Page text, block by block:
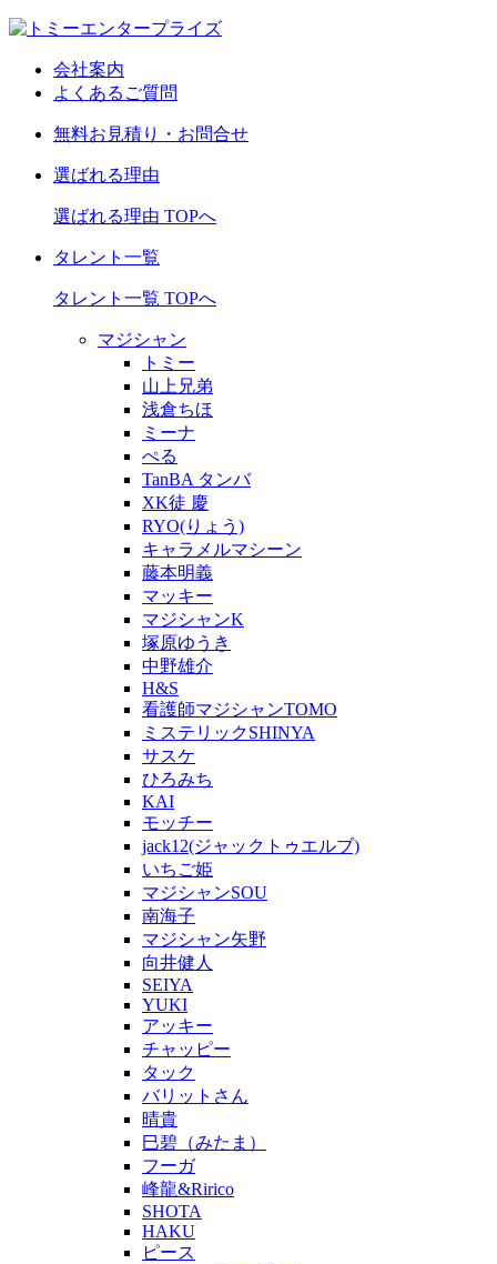
会社案内
よくあるご質問
無料お見積り・お問合せ
選ばれる理由
選ばれる理由 TOPへ
タレント一覧
タレント一覧 TOPへ
マジシャン
トミー
山上兄弟
浅倉ちほ
ミーナ
ぺる
TanBA タンバ
XK徒 慶
RYO(りょう)
キャラメルマシーン
藤本明義
マッキー
マジシャンK
塚原ゆうき
中野雄介
H&S
看護師マジシャンTOMO
ミステリックSHINYA
サスケ
ひろみち
KAI
モッチー
jack12(ジャックトゥエルブ)
いちご姫
マジシャンSOU
南海子
マジシャン矢野
向井健人
SEIYA
YUKI
アッキー
チャッピー
タック
バリットさん
晴貴
巳碧（みたま）
フーガ
峰龍&Ririco
SHOTA
HAKU
ピース